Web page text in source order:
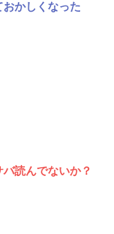
かしくなった
読んでないか？